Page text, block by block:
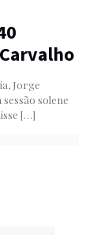
Jorge
solene
[…]